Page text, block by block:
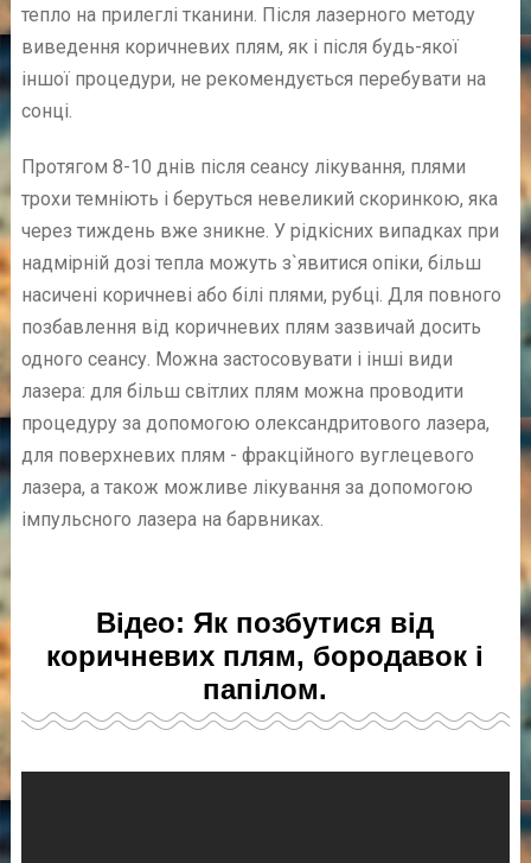
тепло на прилеглі тканини. Після лазерного методу
виведення коричневих плям, як і після будь-якої
іншої процедури, не рекомендується перебувати на
сонці.
Протягом 8-10 днів після сеансу лікування, плями
трохи темніють і беруться невеликий скоринкою, яка
через тиждень вже зникне. У рідкісних випадках при
надмірній дозі тепла можуть з`явитися опіки, більш
насичені коричневі або білі плями, рубці. Для повного
позбавлення від коричневих плям зазвичай досить
одного сеансу. Можна застосовувати і інші види
лазера: для більш світлих плям можна проводити
процедуру за допомогою олександритового лазера,
для поверхневих плям - фракційного вуглецевого
лазера, а також можливе лікування за допомогою
імпульсного лазера на барвниках.
Відео: Як позбутися від
коричневих плям, бородавок і
папілом.